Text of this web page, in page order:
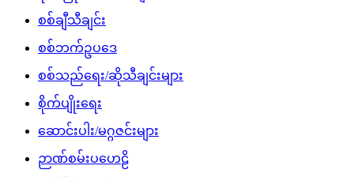
စစ်ချီသီချင်း
စစ်ဘက်ဥပဒေ
စစ်သည်ရေး/ဆိုသီချင်းများ
စိုက်ပျိုးရေး
ဆောင်းပါး/မဂ္ဂဇင်းများ
ဉာဏ်စမ်းပဟေဠိ